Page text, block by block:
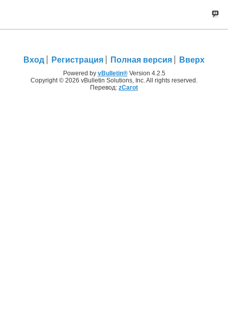
Вход Регистрация Полная версия Вверх
Powered by vBulletin®Version 4.2.5
Copyright © 2026 vBulletin Solutions, Inc. All rights reserved.
Перевод: zCarot